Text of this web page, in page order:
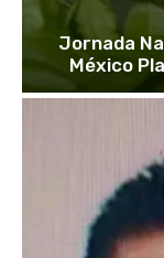
Jornada
México